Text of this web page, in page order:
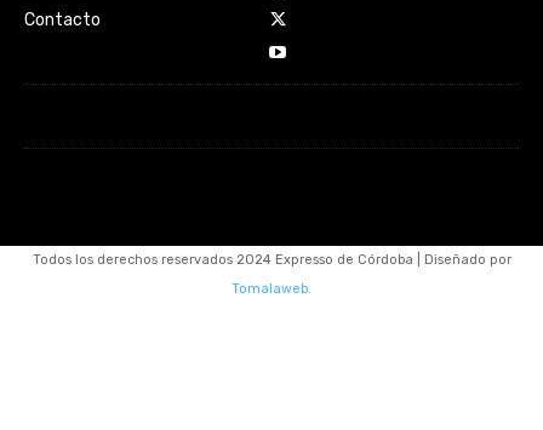
Contacto
Todos los derechos reservados 2024 Expresso de Córdoba | Diseñado por
Tomalaweb.